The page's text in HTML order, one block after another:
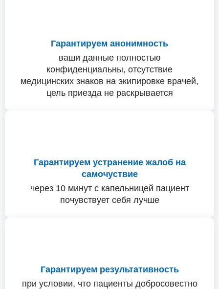
Гарантируем анонимность
ваши данные полностью
конфиденциальны, отсутствие
медицинских знаков на экипировке врачей,
цель приезда не раскрывается
Гарантируем устранение жалоб на
самочуствие
через 10 минут с капельницей пациент
почувствует себя лучше
Гарантируем результативность
при условии, что пациенты добросовестно